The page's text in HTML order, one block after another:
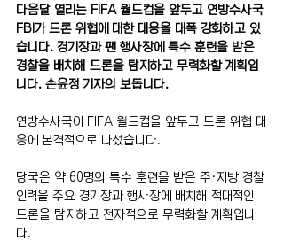
다음달 열리는 FIFA 월드컵을 앞두고 연방수사국
FBI가 드론 위협에 대한 대응을 대폭 강화하고 있
습니다. 경기장과 팬 행사장에 특수 훈련을 받은
경찰을 배치해 드론을 탐지하고 무력화할 계획입
니다. 손윤정 기자의 보돕니다.
연방수사국이 FIFA 월드컵을 앞두고 드론 위협 대
응에 본격적으로 나섰습니다.
당국은 약 60명의 특수 훈련을 받은 주·지방 경찰
인력을 주요 경기장과 행사장에 배치해 적대적인
드론을 탐지하고 전자적으로 무력화할 계획입니
다.